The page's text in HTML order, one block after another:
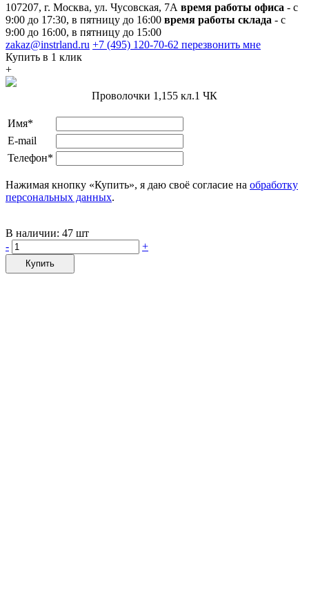
107207, г. Москва, ул. Чусовская, 7А время работы офиса - с
9:00 до 17:30, в пятницу до 16:00 время работы склада - с
9:00 до 16:00, в пятницу до 15:00
zakaz@instrland.ru +7 (495) 120-70-62 перезвонить мне
Купить в 1 клик
+
Проволочки 1,155 кл.1 ЧК
Имя*
E-mail
Телефон*
Нажимая кнопку «Купить», я даю своё согласие на обработку
персональных данных.
В наличии: 47 шт
-
+
Купить